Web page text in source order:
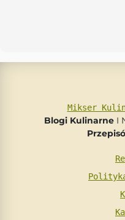
Mikser
Blogi Kulinarne I